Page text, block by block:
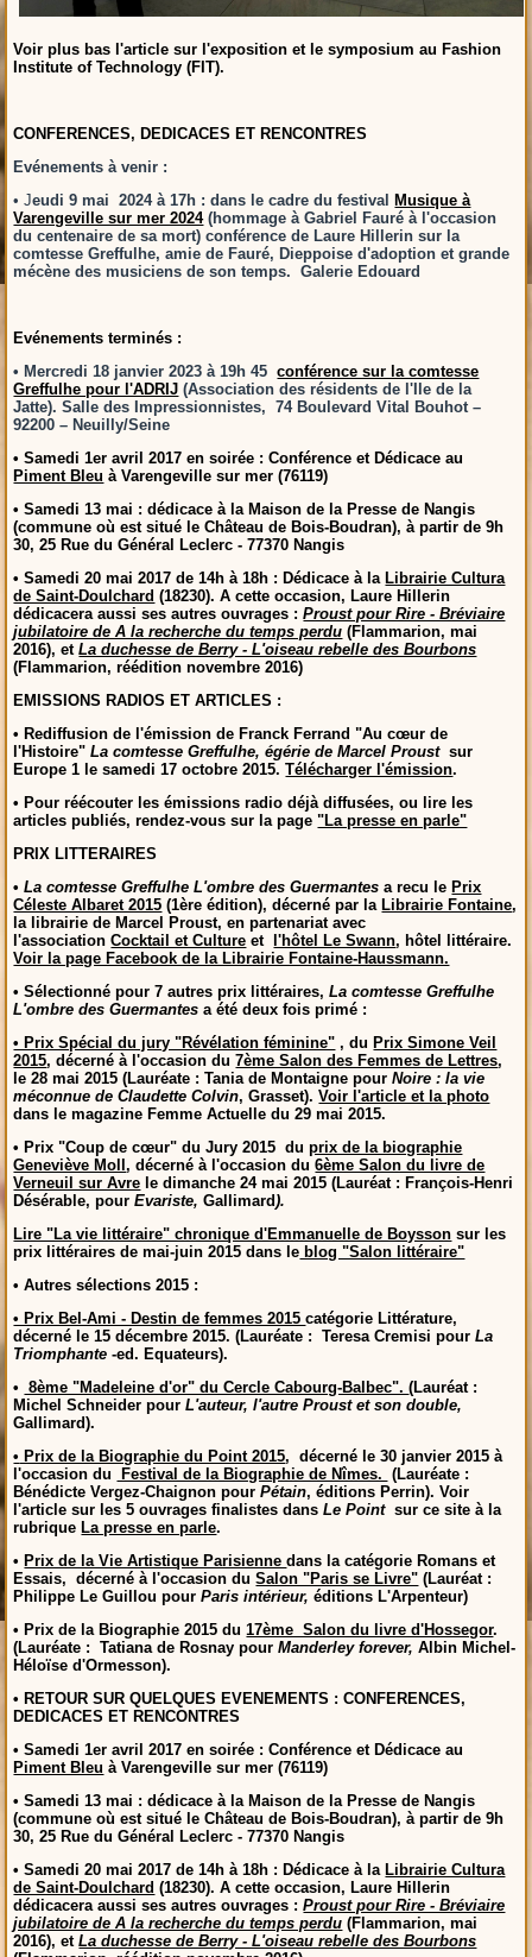
Voir plus bas l'article sur l'exposition et le symposium au Fashion
Institute of Technology (FIT).
CONFERENCES, DEDICACES ET RENCONTRES
Evénements à venir :
• Jeudi 9 mai 2024 à 17h : dans le cadre du festival Musique à
Varengeville sur mer 2024 (hommage à Gabriel Fauré à l'occasion
du centenaire de sa mort) conférence de Laure Hillerin sur la
comtesse Greffulhe, amie de Fauré, Dieppoise d'adoption et grande
mécène des musiciens de son temps. Galerie Edouard
Evénements terminés :
• Mercredi 18 janvier 2023 à 19h 45 conférence sur la comtesse
Greffulhe pour l'ADRIJ (Association des résidents de l'Ile de la
Jatte). Salle des Impressionnistes, 74 Boulevard Vital Bouhot –
92200 – Neuilly/Seine
• Samedi 1er avril 2017 en soirée : Conférence et Dédicace au
Piment Bleu à Varengeville sur mer (76119)
• Samedi 13 mai : dédicace à la Maison de la Presse de Nangis
(commune où est situé le Château de Bois-Boudran), à partir de 9h
30, 25 Rue du Général Leclerc - 77370 Nangis
• Samedi 20 mai 2017 de 14h à 18h : Dédicace à la Librairie Cultura
de Saint-Doulchard (18230). A cette occasion, Laure Hillerin
dédicacera aussi ses autres ouvrages :Proust pour Rire - Bréviaire
jubilatoire de A la recherche du temps perdu (Flammarion, mai
2016), etLa duchesse de Berry - L'oiseau rebelle des Bourbons
(Flammarion, réédition novembre 2016)
EMISSIONS RADIOS ET ARTICLES :
• Rediffusion de l'émission de Franck Ferrand "Au cœur de
l'Histoire"La comtesse Greffulhe, égérie de Marcel Proustsur
Europe 1 le samedi 17 octobre 2015.Télécharger l'émission.
• Pour réécouter les émissions radio déjà diffusées, ou lire les
articles publiés, rendez-vous sur la page"La presse en parle"
PRIX LITTERAIRES
•La comtesse Greffulhe L'ombre des Guermantes a recu le Prix
Céleste Albaret 2015 (1ère édition), décerné par la Librairie Fontaine,
la librairie de Marcel Proust, en partenariat avec
l'associationCocktail et Culture et l'hôtel Le Swann, hôtel littéraire.
Voir la page Facebook de la Librairie Fontaine-Haussmann.
• Sélectionné pour 7 autres prix littéraires,La comtesse Greffulhe
L'ombre des Guermantes a été deux fois primé :
• Prix Spécial du jury "Révélation féminine" , du Prix Simone Veil
2015,décerné à l'occasion du7ème Salon des Femmes de Lettres,
le 28 mai 2015 (Lauréate : Tania de Montaigne pourNoire : la vie
méconnue de Claudette Colvin, Grasset).Voir l'article et la photo
dans le magazine Femme Actuelle du 29 mai 2015.
• Prix "Coup de cœur" du Jury 2015 duprix de la biographie
Geneviève Moll, décerné à l'occasion du6ème Salon du livre de
Verneuil sur Avre le dimanche 24 mai 2015 (Lauréat : François-Henri
Désérable, pourEvariste,Gallimard ).
Lire "La vie littéraire" chronique d'Emmanuelle de Boysson sur les
prix littéraires de mai-juin 2015 dans le blog "Salon littéraire"
•Autres sélections 2015 :
• Prix Bel-Ami - Destin de femmes 2015catégorie Littérature,
décerné le 15 décembre 2015. (Lauréate : Teresa Cremisi pourLa
Triomphante -ed. Equateurs).
• 8ème "Madeleine d'or" du Cercle Cabourg-Balbec".(Lauréat :
Michel Schneider pour L'auteur, l'autre Proust et son double,
Gallimard).
• Prix de la Biographie du Point 2015, décerné le 30 janvier 2015 à
l'occasion du
Festival de la Biographie de Nîmes. (Lauréate :
Bénédicte Vergez-Chaignon pourPétain, éditions Perrin). Voir
l'article sur les 5 ouvrages finalistes dansLe Pointsur ce site à la
rubrique La presse en parle.
• Prix de la Vie Artistique Parisiennedans la catégorie Romans et
Essais, décerné à l'occasion duSalon "Paris se Livre" (Lauréat :
Philippe Le Guillou pourParis intérieur,éditions L'Arpenteur)
• Prix de la Biographie 2015 du 17ème Salon du livre d'Hossegor.
(Lauréate : Tatiana de Rosnay pourManderley forever,Albin Michel-
Héloïse d'Ormesson).
• RETOUR SUR QUELQUES EVENEMENTS :CONFERENCES,
DEDICACES ET RENCONTRES
• Samedi 1er avril 2017 en soirée : Conférence et Dédicace au
Piment Bleu à Varengeville sur mer (76119)
• Samedi 13 mai : dédicace à la Maison de la Presse de Nangis
(commune où est situé le Château de Bois-Boudran), à partir de 9h
30, 25 Rue du Général Leclerc - 77370 Nangis
• Samedi 20 mai 2017 de 14h à 18h : Dédicace à la Librairie Cultura
de Saint-Doulchard (18230). A cette occasion, Laure Hillerin
dédicacera aussi ses autres ouvrages :Proust pour Rire - Bréviaire
jubilatoire de A la recherche du temps perdu (Flammarion, mai
2016), etLa duchesse de Berry - L'oiseau rebelle des Bourbons